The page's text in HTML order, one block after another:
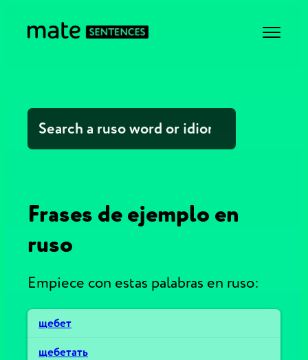
Frases de ejemplo en
ruso
Empiece con estas palabras en ruso:
щебет
щебетать